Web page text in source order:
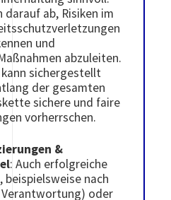
darauf ab, Risiken im
und
abzuleiten.
sichergestellt
der gesamten
sichere und faire
vorherrschen.
&
: Auch erfolgreiche
nach
Verantwortung) oder